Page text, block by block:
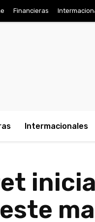
Financieras
Intermacionales